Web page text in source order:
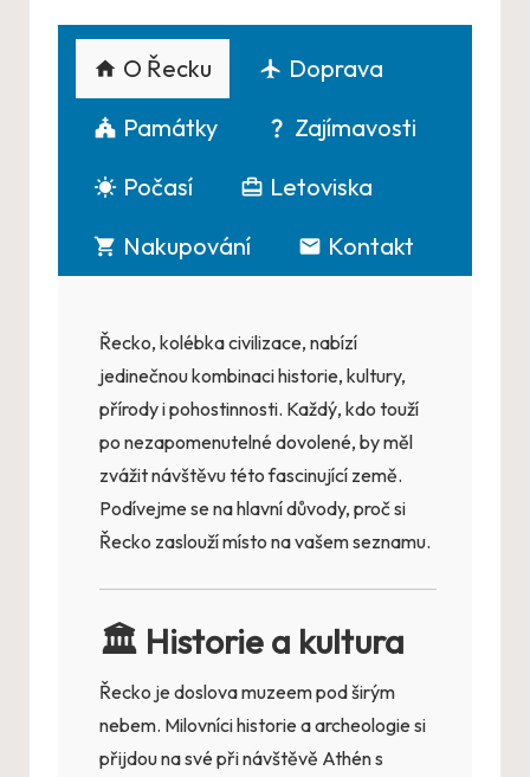
O Řecku
Doprava
Památky
Zajímavosti
Počasí
Letoviska
Nakupování
Kontakt
Řecko, kolébka civilizace, nabízí
jedinečnou kombinaci historie, kultury,
přírody i pohostinnosti. Každý, kdo touží
po nezapomenutelné dovolené, by měl
zvážit návštěvu této fascinující země.
Podívejme se na hlavní důvody, proč si
Řecko zaslouží místo na vašem seznamu.
🏛️ Historie a kultura
Řecko je doslova muzeem pod širým
nebem. Milovníci historie a archeologie si
přijdou na své při návštěvě Athén s